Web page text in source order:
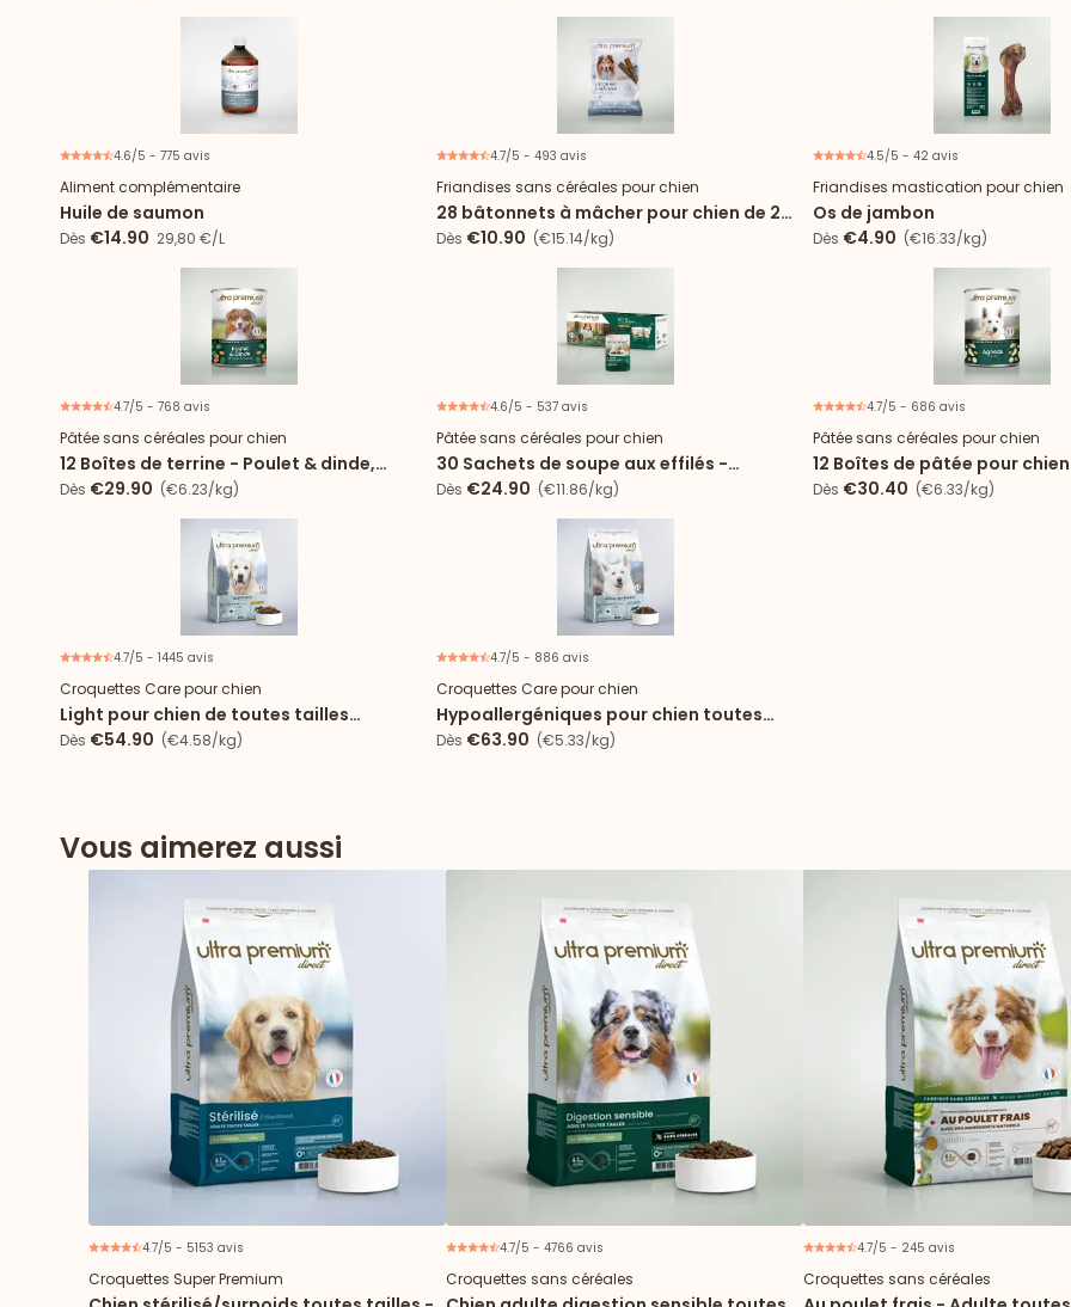
4.6/5 - 775 avis
Aliment complémentaire
Huile de saumon
Dès €14.90 29,80 €/L
4.7/5 - 493 avis
Friandises sans céréales pour chien
28 bâtonnets à mâcher pour chien de 2
à 25kg
Dès €10.90 (€15.14/kg)
4.5/5 - 42 avis
Friandises mastication pour chien
Os de jambon
Dès €4.90 (€16.33/kg)
4.7/5 - 768 avis
Pâtée sans céréales pour chien
12 Boîtes de terrine - Poulet & dinde,
carotte, épinard
Dès €29.90 (€6.23/kg)
4.6/5 - 537 avis
Pâtée sans céréales pour chien
30 Sachets de soupe aux effilés -
Topper au poulet
Dès €24.90 (€11.86/kg)
4.7/5 - 686 avis
Pâtée sans céréales pour chien
12 Boîtes de pâtée pour
céréales - Agneau
Dès €30.40 (€6.33/kg)
4.7/5 - 1445 avis
Croquettes Care pour chien
Light pour chien de toutes tailles
stérilisé/surpoids au poulet
Dès €54.90 (€4.58/kg)
4.7/5 - 886 avis
Croquettes Care pour chien
Hypoallergéniques pour chien toutes
tailles au poisson
Dès €63.90 (€5.33/kg)
Vous aimerez aussi
4.7/5 - 5153 avis
Croquettes Super Premium
4.7/5 - 4766 avis
Croquettes sans céréales
4.7/5 - 245 avis
Croquettes sans céréales